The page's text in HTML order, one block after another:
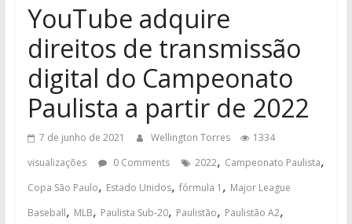
YouTube adquire
direitos de transmissão
digital do Campeonato
Paulista a partir de 2022
7 de junho de 2021 Wellington Torres
1334
visualizações
0 Comments 2022, Campeonato Paulista,
Copa São Paulo, Estado Unidos, fórmula 1 , Major League
Baseball, MLB, Paulista Sub-20, Paulistão, Paulistão A2,